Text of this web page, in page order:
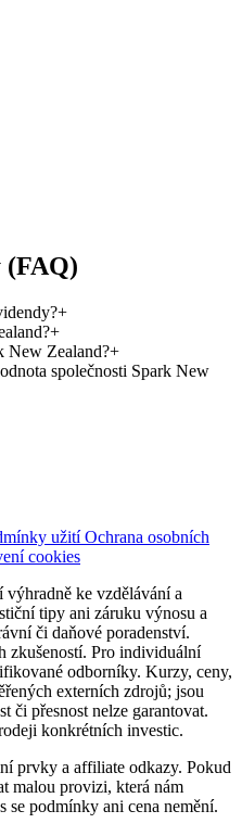
(FAQ)
+
+
New Zealand?+
společnosti Spark New
užitíOchrana osobních
cookies
výhradně ke vzdělávání a
tipy ani záruku výnosu a
či daňové poradenství.
zkušeností. Pro individuální
odborníky. Kurzy, ceny,
externích zdrojů; jsou
či přesnost nelze garantovat.
konkrétních investic.
prvky a affiliate odkazy. Pokud
malou provizi, která nám
se podmínky ani cena nemění.